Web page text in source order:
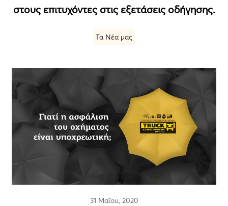
στους επιτυχόντες στις εξετάσεις οδήγησης.
Τα Νέα μας
31 Μαΐου, 2020